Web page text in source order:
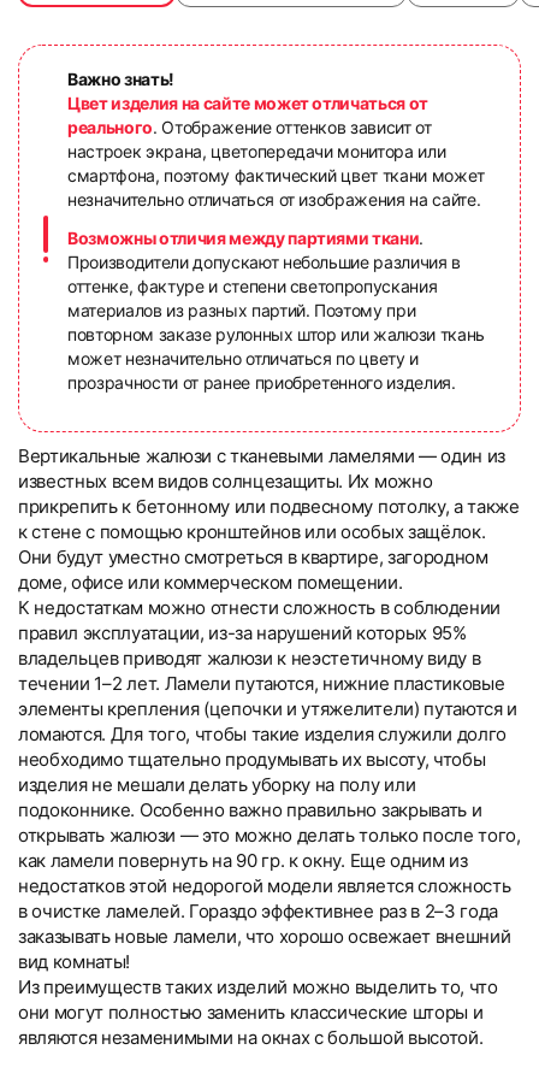
Важно знать!
Цвет изделия на сайте может отличаться от
реального. Отображение оттенков зависит от
настроек экрана, цветопередачи монитора или
смартфона, поэтому фактический цвет ткани может
незначительно отличаться от изображения на сайте.
Возможны отличия между партиями ткани.
Производители допускают небольшие различия в
оттенке, фактуре и степени светопропускания
материалов из разных партий. Поэтому при
повторном заказе рулонных штор или жалюзи ткань
может незначительно отличаться по цвету и
прозрачности от ранее приобретенного изделия.
Вертикальные жалюзи с тканевыми ламелями — один из
известных всем видов солнцезащиты. Их можно
прикрепить к бетонному или подвесному потолку, а также
к стене с помощью кронштейнов или особых защёлок.
Они будут уместно смотреться в квартире, загородном
доме, офисе или коммерческом помещении.
К недостаткам можно отнести сложность в соблюдении
правил эксплуатации, из-за нарушений которых 95%
владельцев приводят жалюзи к неэстетичному виду в
течении 1–2 лет. Ламели путаются, нижние пластиковые
элементы крепления (цепочки и утяжелители) путаются и
ломаются. Для того, чтобы такие изделия служили долго
необходимо тщательно продумывать их высоту, чтобы
изделия не мешали делать уборку на полу или
подоконнике. Особенно важно правильно закрывать и
открывать жалюзи — это можно делать только после того,
как ламели повернуть на 90 гр. к окну. Еще одним из
недостатков этой недорогой модели является сложность
в очистке ламелей. Гораздо эффективнее раз в 2–3 года
заказывать новые ламели, что хорошо освежает внешний
вид комнаты!
Из преимуществ таких изделий можно выделить то, что
они могут полностью заменить классические шторы и
являются незаменимыми на окнах с большой высотой.